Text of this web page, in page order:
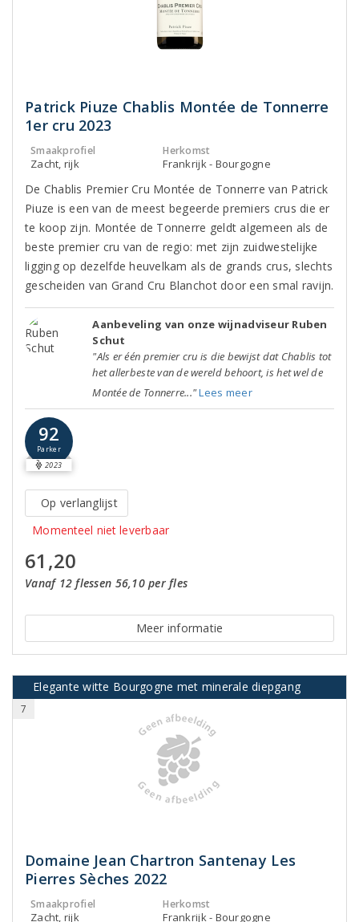
Patrick Piuze Chablis Montée de Tonnerre
1er cru 2023
Smaakprofiel
Zacht, rijk
Herkomst
Frankrijk - Bourgogne
De Chablis Premier Cru Montée de Tonnerre van Patrick
Piuze is een van de meest begeerde premiers crus die er
te koop zijn. Montée de Tonnerre geldt algemeen als de
beste premier cru van de regio: met zijn zuidwestelijke
ligging op dezelfde heuvelkam als de grands crus, slechts
gescheiden van Grand Cru Blanchot door een smal ravijn.
Aanbeveling van onze wijnadviseur Ruben
Schut
"Als er één premier cru is die bewijst dat Chablis tot
het allerbeste van de wereld behoort, is het wel de
Montée de Tonnerre..."Lees meer
92
Parker
2023
Op verlanglijst
Momenteel niet leverbaar
61,20
Vanaf 12 flessen 56,10 per fles
Meer informatie
Elegante witte Bourgogne met minerale diepgang
7
Domaine Jean Chartron Santenay Les
Pierres Sèches 2022
Smaakprofiel
Zacht, rijk
Herkomst
Frankrijk - Bourgogne